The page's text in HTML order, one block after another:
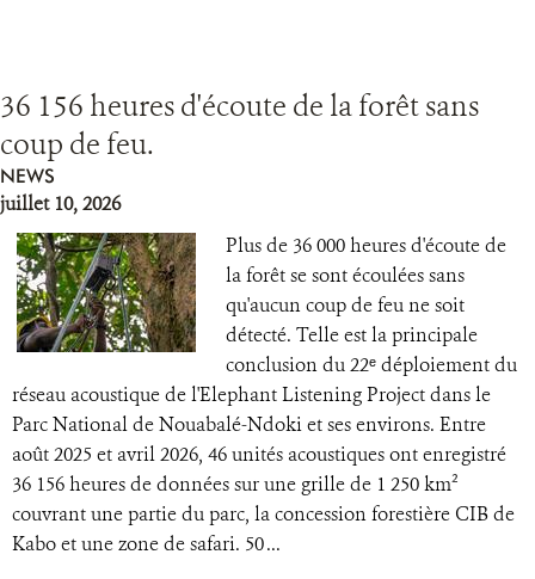
36 156 heures d'écoute de la forêt sans
coup de feu.
NEWS
juillet 10, 2026
Plus de 36 000 heures d'écoute de
la forêt se sont écoulées sans
qu'aucun coup de feu ne soit
détecté. Telle est la principale
conclusion du 22ᵉ déploiement du
réseau acoustique de l'Elephant Listening Project dans le
Parc National de Nouabalé-Ndoki et ses environs. Entre
août 2025 et avril 2026, 46 unités acoustiques ont enregistré
36 156 heures de données sur une grille de 1 250 km²
couvrant une partie du parc, la concession forestière CIB de
Kabo et une zone de safari. 50 ...